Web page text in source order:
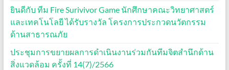
ยินดีกับ ทีม Fire Surivivor Game นักศึกษาคณะวิทยาศาสตร์
และเทคโนโลยี ได้รับรางวัล โครงการประกวดนวัตกรรม
ด้านสาธารณภัย
ประชุมการขยายผลการดำเนินงานร่วมกันทีมจิตสำนึกด้าน
สิ่งแวดล้อม ครั้งที่ 14(7)/2566